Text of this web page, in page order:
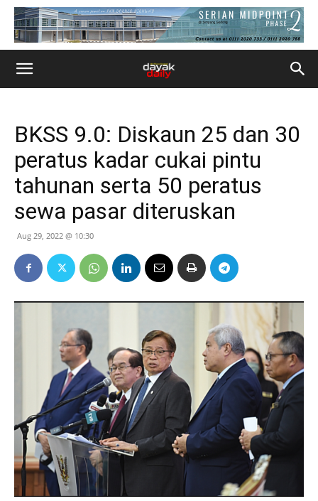
BKSS 9.0: Diskaun 25 dan 30
peratus kadar cukai pintu
tahunan serta 50 peratus
sewa pasar diteruskan
Aug 29, 2022 @ 10:30